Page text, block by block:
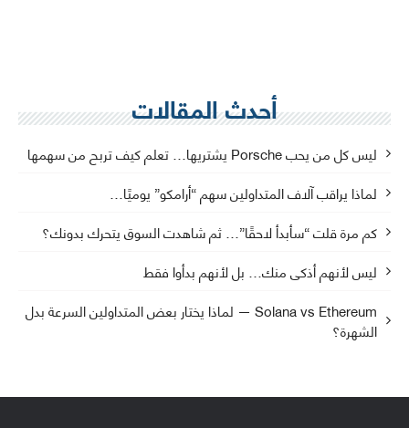
أحدث المقالات
ليس كل من يحب Porsche يشتريها… تعلم كيف تربح من سهمها
لماذا يراقب آلاف المتداولين سهم “أرامكو” يوميًا…
كم مرة قلت “سأبدأ لاحقًا”… ثم شاهدت السوق يتحرك بدونك؟
ليس لأنهم أذكى منك… بل لأنهم بدأوا فقط
Solana vs Ethereum — لماذا يختار بعض المتداولين السرعة بدل
الشهرة؟